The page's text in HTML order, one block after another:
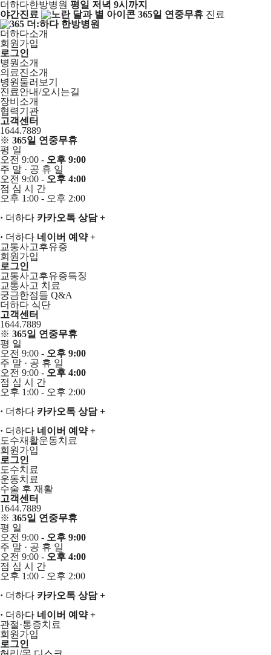
더하다한방병원 평일 저녁 9시까지
야간진료
365일 연중무휴 진료
더하다소개
회원가입
로그인
병원소개
의료진소개
병원둘러보기
진료안내/오시는길
장비소개
협력기관
고객센터
1644.7889
※ 365일 연중무휴
평 일
오전 9:00 - 오후 9:00
주 말 · 공 휴 일
오전 9:00 - 오후 4:00
점 심 시
간
오후 1:00 - 오후 2:00
· 더하다 카카오톡 상담 +
· 더하다 네이버 예약 +
교통사고후유증
회원가입
로그인
교통사고후유증특징
교통사고 치료
궁금한점들 Q&A
더하다 식단
고객센터
1644.7889
※ 365일 연중무휴
평 일
오전 9:00 - 오후 9:00
주 말 · 공 휴 일
오전 9:00 - 오후 4:00
점 심 시
간
오후 1:00 - 오후 2:00
· 더하다 카카오톡 상담 +
· 더하다 네이버 예약 +
도수재활운동치료
회원가입
로그인
도수치료
운동치료
수술 후 재활
고객센터
1644.7889
※ 365일 연중무휴
평 일
오전 9:00 - 오후 9:00
주 말 · 공 휴 일
오전 9:00 - 오후 4:00
점 심 시
간
오후 1:00 - 오후 2:00
· 더하다 카카오톡 상담 +
· 더하다 네이버 예약 +
관절·통증치료
회원가입
로그인